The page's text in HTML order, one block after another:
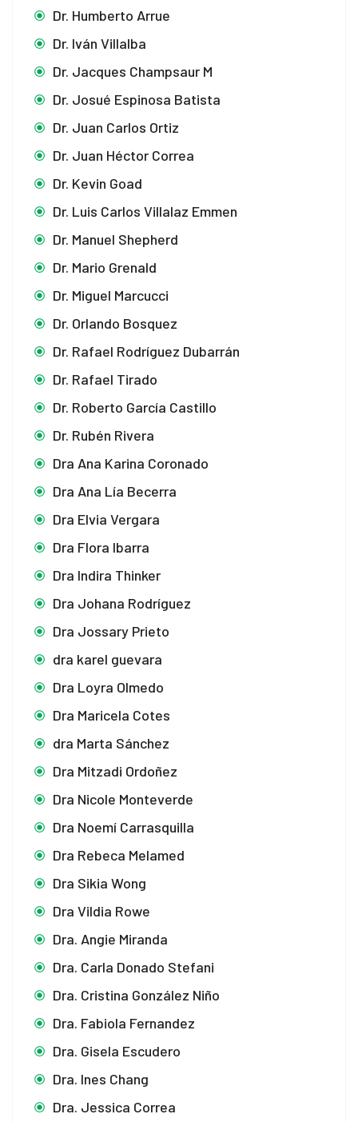
Dr. Humberto Arrue
Dr. Iván Villalba
Dr. Jacques Champsaur M
Dr. Josué Espinosa Batista
Dr. Juan Carlos Ortiz
Dr. Juan Héctor Correa
Dr. Kevin Goad
Dr. Luis Carlos Villalaz Emmen
Dr. Manuel Shepherd
Dr. Mario Grenald
Dr. Miguel Marcucci
Dr. Orlando Bosquez
Dr. Rafael Rodríguez Dubarrán
Dr. Rafael Tirado
Dr. Roberto García Castillo
Dr. Rubén Rivera
Dra Ana Karina Coronado
Dra Ana Lía Becerra
Dra Elvia Vergara
Dra Flora Ibarra
Dra Indira Thinker
Dra Johana Rodríguez
Dra Jossary Prieto
dra karel guevara
Dra Loyra Olmedo
Dra Maricela Cotes
dra Marta Sánchez
Dra Mitzadi Ordoñez
Dra Nicole Monteverde
Dra Noemí Carrasquilla
Dra Rebeca Melamed
Dra Sikia Wong
Dra Vildia Rowe
Dra. Angie Miranda
Dra. Carla Donado Stefani
Dra. Cristina González Niño
Dra. Fabiola Fernandez
Dra. Gisela Escudero
Dra. Ines Chang
Dra. Jessica Correa